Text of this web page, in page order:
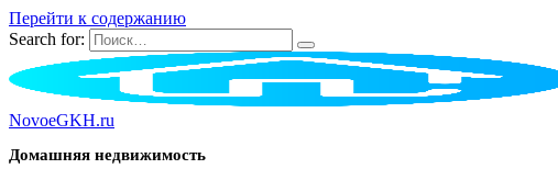
Перейти к содержанию
Search for:
NovoeGKH.ru
Домашняя недвижимость